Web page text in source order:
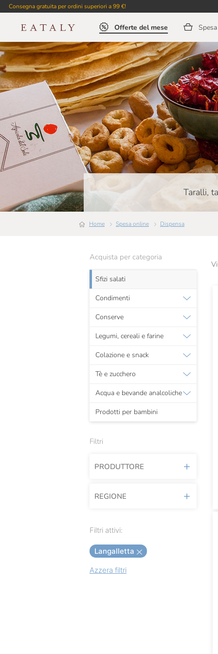
Consegna gratuita per ordini superiori a 99 €!
Offerte del mese
Taralli,
Home Spesa online Dispensa
Acquista per categoria
Sfizi salati
Condimenti
Conserve
Legumi, cereali e farine
Colazione e snack
Tè e zucchero
Acqua e bevande analcoliche
Prodotti per bambini
Filtri
PRODUTTORE
Agricola Del Sole
Allegrinitaly
Amica Chips
Callipo
REGIONE
Piemonte
Filtri attivi:
Langalletta
Azzera filtri